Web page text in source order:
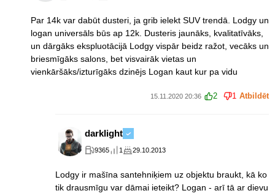
Par 14k var dabūt dusteri, ja grib ielekt SUV trendā. Lodgy un
logan universāls būs ap 12k. Dusteris jaunāks, kvalitatīvāks,
un dārgāks ekspluotācijā Lodgy vispār beidz ražot, vecāks un
briesmīgāks salons, bet visvairāk vietas un
vienkāršāks/izturīgāks dzinējs Logan kaut kur pa vidu
15.11.2020 20:36 2 1 Atbildēt
darklight
9365 1 29.10.2013
Lodgy ir mašīna santehniķiem uz objektu braukt, kā ko
tik drausmīgu var dāmai ieteikt? Logan - arī tā ar dievu